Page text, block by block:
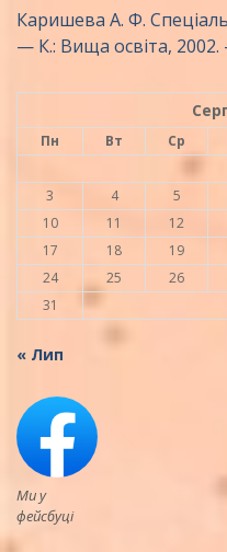
Каришева А. Ф.
— К.: Вища освіта, 2002.
Пн Вт Ср
3
4 5
10
11 12
17
18 19
24
25 26
31
« Лип
Ми у
фейсбуці